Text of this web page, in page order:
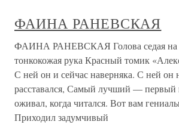
ФАИНА РАНЕВСКАЯ
ФАИНА РАНЕВСКАЯ Голова седая на
тонкокожая рука Красный томик
С ней он и сейчас наверняка. С ней он
расставался, Самый лучший — первый
оживал, когда читался. Вот вам
Приходил задумчивый